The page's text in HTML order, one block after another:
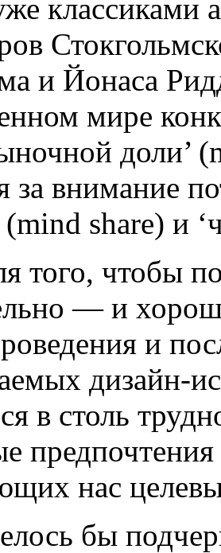
классиками
и Йонаса
мире
доли’
за внимание
(mind share) и
того, чтобы
— и
и
дизайн-
в столь
нас
бы